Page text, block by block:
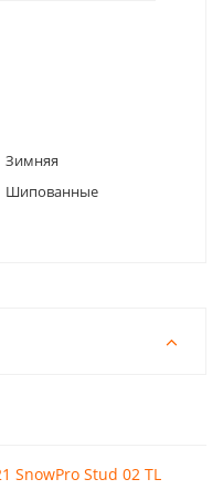
Зимняя
Шипованные
SnowPro Stud 02 TL